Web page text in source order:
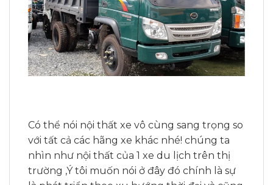
Có thể nói nội thất xe vô cùng sang trọng so
với tất cả các hãng xe khác nhé! chúng ta
nhìn như nội thất của 1 xe du lịch trên thị
trường ,Ý tôi muốn nói ở đây đó chính là sự